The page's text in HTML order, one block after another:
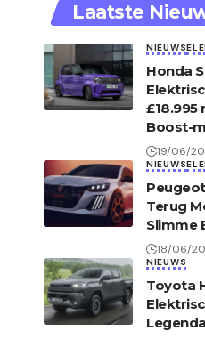
Laatste
NIEUWS
Honda
Boost-
19/06/
NIEUWS
Terug
Slimme
18/06/
NIEUWS
Toyota